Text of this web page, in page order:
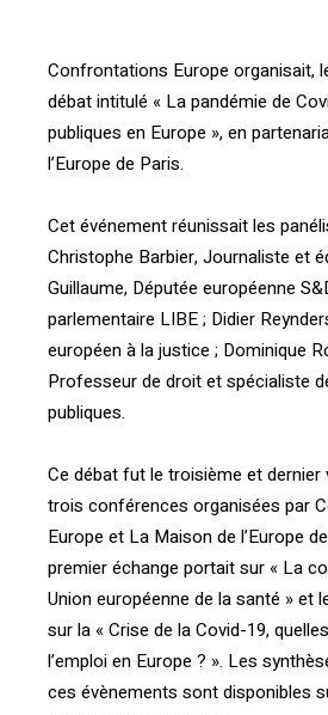
Confrontations Europe organisait,
débat intitulé « La pandémie de
publiques en Europe », en
l’Europe de Paris.
Cet événement réunissait les
Christophe Barbier, Journaliste et
Guillaume, Députée européenne
parlementaire LIBE ; Didier
européen à la justice ; Dominique
Professeur de droit et spécialiste
publiques.
Ce débat fut le troisième et dernier
trois conférences organisées par
Europe et La Maison de l’Europe
premier échange portait sur « La
Union européenne de la santé » et
sur la « Crise de la Covid-19,
l’emploi en Europe ? ». Les
ces évènements sont disponibles